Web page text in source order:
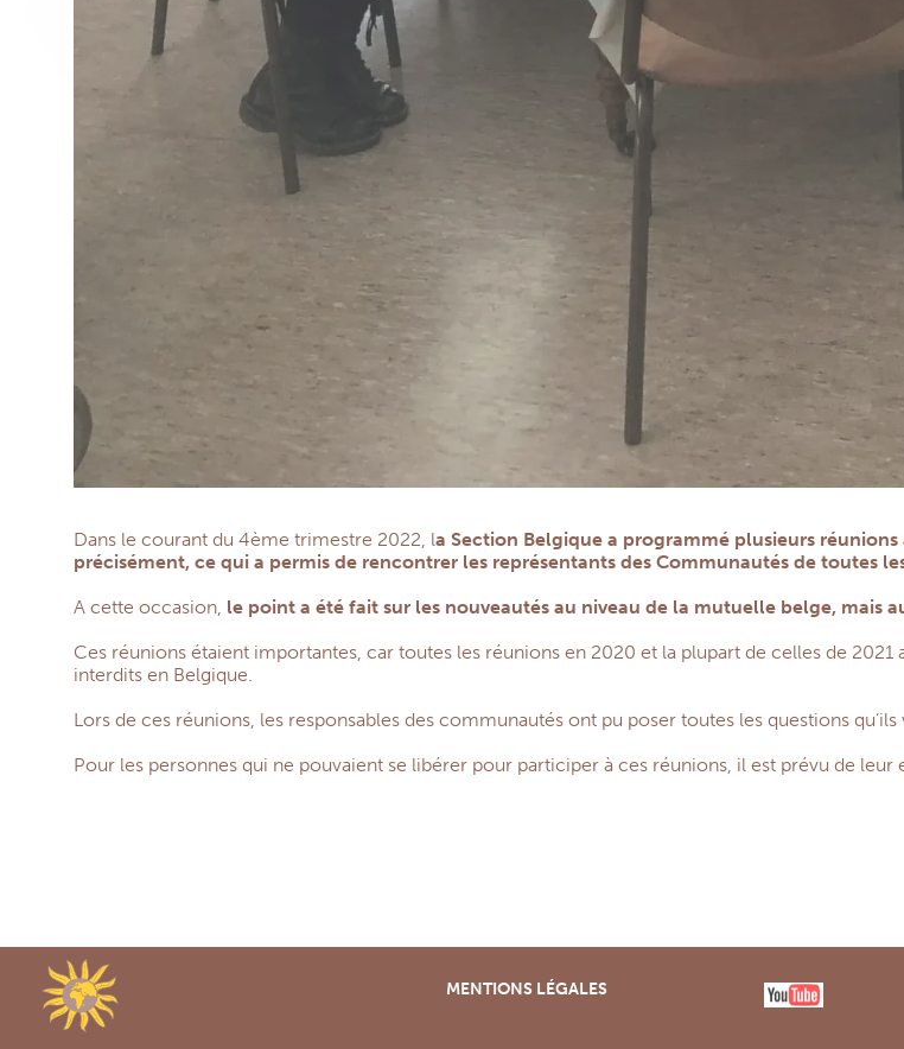
Dans le courant du 4ème trimestre 2022, la Section Belgique a programmé plusieurs
précisément, ce qui a permis de rencontrer les représentants des Communautés de toutes
A cette occasion, le point a été fait sur les nouveautés au niveau de la mutuelle belge, mais
Ces réunions étaient importantes, car toutes les réunions en 2020 et la plupart de celles de
interdits en Belgique.
Lors de ces réunions, les responsables des communautés ont pu poser toutes les questions qu’ils
Pour les personnes qui ne pouvaient se libérer pour participer à ces réunions, il est prévu de
MENTIONS LÉGALES